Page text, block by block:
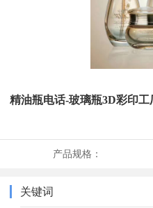
精油瓶电话-玻璃瓶3D彩印工
产品规格：
关键词